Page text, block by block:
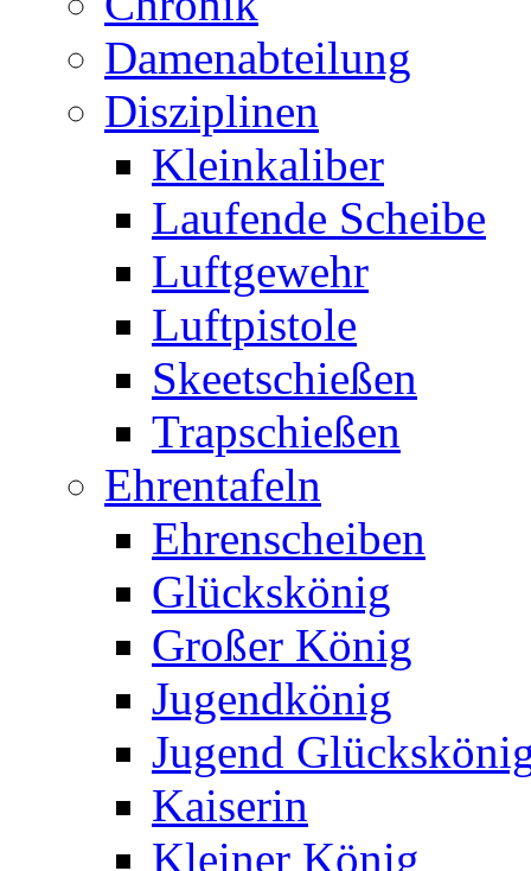
Damenabteilung
Disziplinen
Kleinkaliber
Laufende Scheibe
Luftgewehr
Luftpistole
Skeetschießen
Trapschießen
Ehrentafeln
Ehrenscheiben
Glückskönig
Großer König
Jugendkönig
Jugend
Kaiserin
Kleiner König